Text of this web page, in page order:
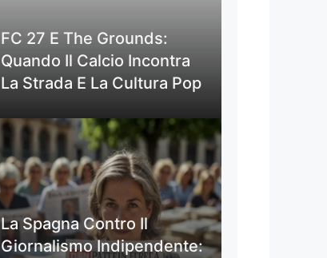
FC 27 E The Grounds:
Quando Il Calcio Incontra
La Strada E La Cultura Pop
La Spagna Contro Il
Giornalismo Indipendente: